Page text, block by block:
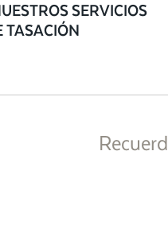
SERVICIOS
TASACIÓN